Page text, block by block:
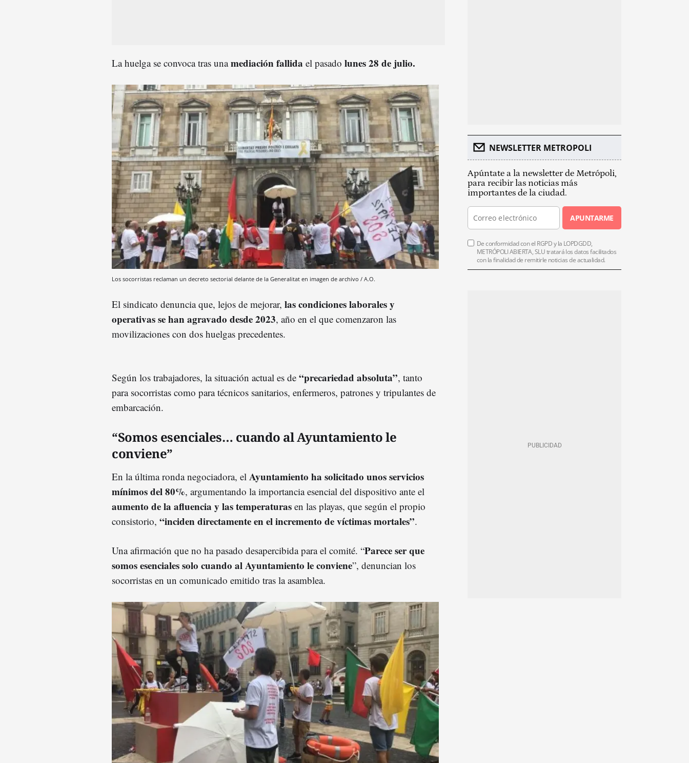
La huelga se convoca tras unamediación fallida el pasado lunes 28 de julio.
Los socorristas reclaman un decreto sectorial delante de la Generalitat en imagen de archivo / A.O.
El sindicato denuncia que, lejos de mejorar, las condiciones laborales y
operativas se han agravado desde 2023, año en el que comenzaron las
movilizaciones con dos huelgas precedentes.
Según los trabajadores, la situación actual es de “precariedad absoluta”, tanto
para socorristas como para técnicos sanitarios, enfermeros, patrones y tripulantes de
embarcación.
“Somos esenciales… cuando al Ayuntamiento le
conviene”
En la última ronda negociadora, el Ayuntamiento ha solicitado unos servicios
mínimos del 80%, argumentando la importancia esencial del dispositivo ante el
aumento de la afluencia y las temperaturas en las playas, que según el propio
consistorio, “inciden directamente en el incremento de víctimas mortales”.
Una afirmación que no ha pasado desapercibida para el comité. “Parece ser que
somos esenciales solo cuando al Ayuntamiento le conviene”, denuncian los
socorristas en un comunicado emitido tras la asamblea.
NEWSLETTER METROPOLI
Apúntate a la newsletter de Metrópoli,
para recibir las noticias más
importantes de la ciudad.
APUNTARME
De conformidad con el RGPD y la LOPDGDD,
METRÓPOLI ABIERTA, SLU tratará los datos facilitados
con la finalidad de remitirle noticias de actualidad.